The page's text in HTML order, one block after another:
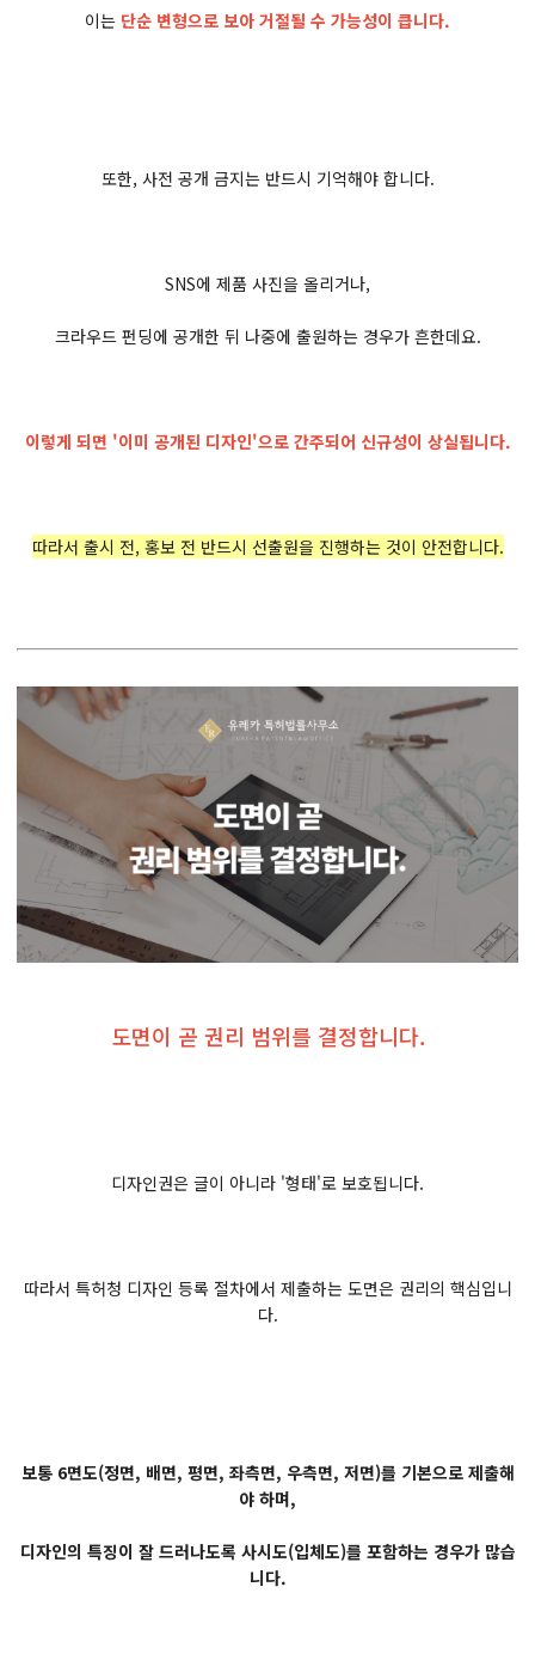
이는 단순 변형으로 보아 거절될 수 가능성이 큽니다.
또한, 사전 공개 금지는 반드시 기억해야 합니다.
SNS에 제품 사진을 올리거나,
크라우드 펀딩에 공개한 뒤 나중에 출원하는 경우가 흔한데요.
이렇게 되면 '이미 공개된 디자인'으로 간주되어 신규성이 상실됩니다.
따라서 출시 전, 홍보 전 반드시 선출원을 진행하는 것이 안전합니다.
도면이 곧 권리 범위를 결정합니다.
디자인권은 글이 아니라 '형태'로 보호됩니다.
따라서 특허청 디자인 등록 절차에서 제출하는 도면은 권리의 핵심입니
다.
보통 6면도(정면, 배면, 평면, 좌측면, 우측면, 저면)를 기본으로 제출해
야 하며,
디자인의 특징이 잘 드러나도록 사시도(입체도)를 포함하는 경우가 많습
니다.